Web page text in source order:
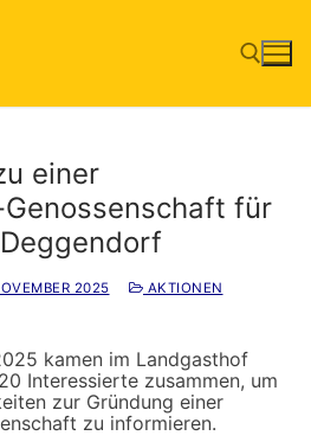
einer
für
2025
AKTIONEN
kamen im Landgasthof
Interessierte zusammen, um
zur Gründung einer
zu informieren.